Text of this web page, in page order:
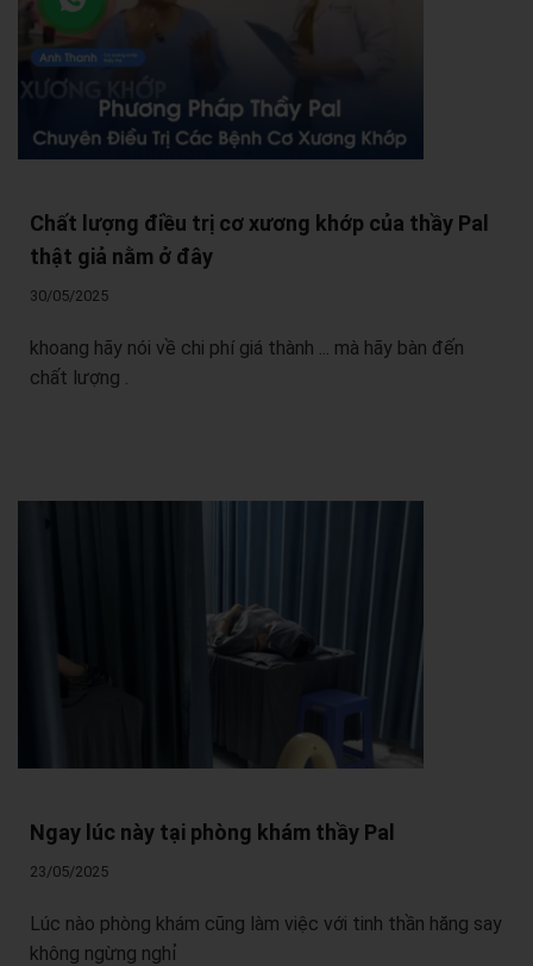
Chất lượng điều trị cơ xương khớp của thầy Pal
thật giả nằm ở đây
30/05/2025
khoang hãy nói về chi phí giá thành ... mà hãy bàn đến
chất lượng .
Ngay lúc này tại phòng khám thầy Pal
23/05/2025
Lúc nào phòng khám cũng làm việc với tinh thần hăng say
không ngừng nghỉ